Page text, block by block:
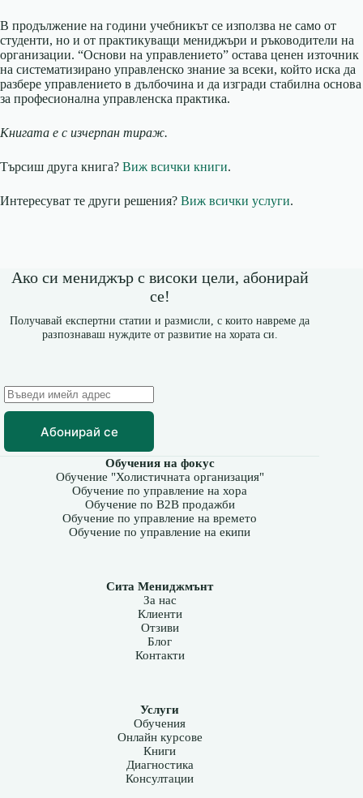
В продължение на години учебникът се използва не само от
студенти, но и от практикуващи мениджъри и ръководители на
организации. “Основи на управлението” остава ценен източник
на систематизирано управленско знание за всеки, който иска да
разбере управлението в дълбочина и да изгради стабилна основа
за професионална управленска практика.
Книгата е с изчерпан тираж.
Търсиш друга книга? Виж всички книги.
Интересуват те други решения? Виж всички услуги.
Ако си мениджър с високи цели, абонирай
се!
Получавай експертни статии и размисли, с които навреме да
разпознаваш нуждите от развитие на хората си.
Абонирай се
Обучения на фокус
Обучение "Холистичната организация"
Обучение по управление на хора
Обучение по B2B продажби
Обучение по управление на времето
Обучение по управление на екипи
Сита Мениджмънт
За нас
Клиенти
Отзиви
Блог
Контакти
Услуги
Обучения
Онлайн курсове
Книги
Диагностика
Консултации